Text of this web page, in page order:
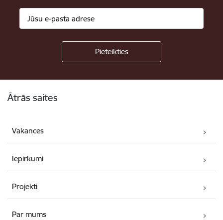
Ātrās saites
Vakances
Iepirkumi
Projekti
Par mums